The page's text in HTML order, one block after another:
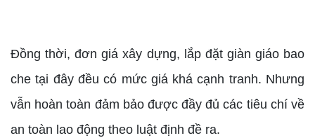
Đồng thời, đơn giá xây dựng, lắp đặt giàn giáo bao
che tại đây đều có mức giá khá cạnh tranh. Nhưng
vẫn hoàn toàn đảm bảo được đầy đủ các tiêu chí về
an toàn lao động theo luật định đề ra.